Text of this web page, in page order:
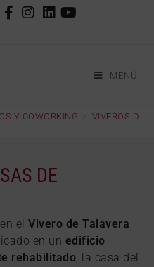
MENÚ
Y COWORKING VIVEROS DE
DE
el Vivero de Talavera
en un edificio
rehabilitado, la casa del